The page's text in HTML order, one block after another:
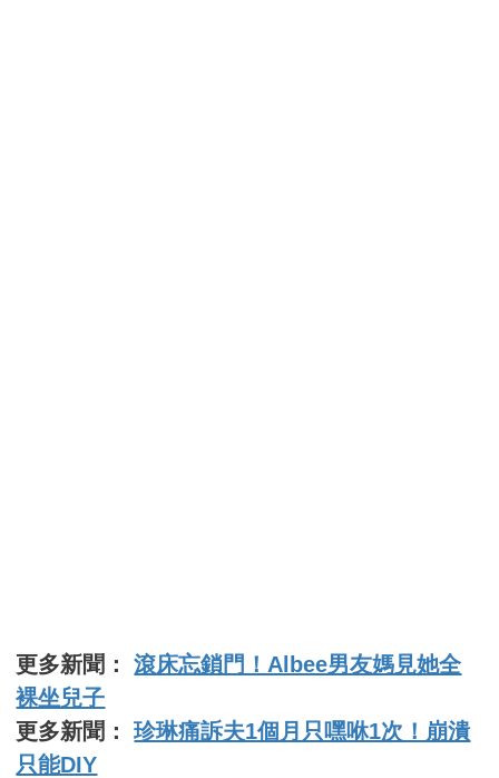
更多新聞：滾床忘鎖門！Albee男友媽見她全
裸坐兒子
更多新聞：珍琳痛訴夫1個月只嘿咻1次！崩潰
只能DIY